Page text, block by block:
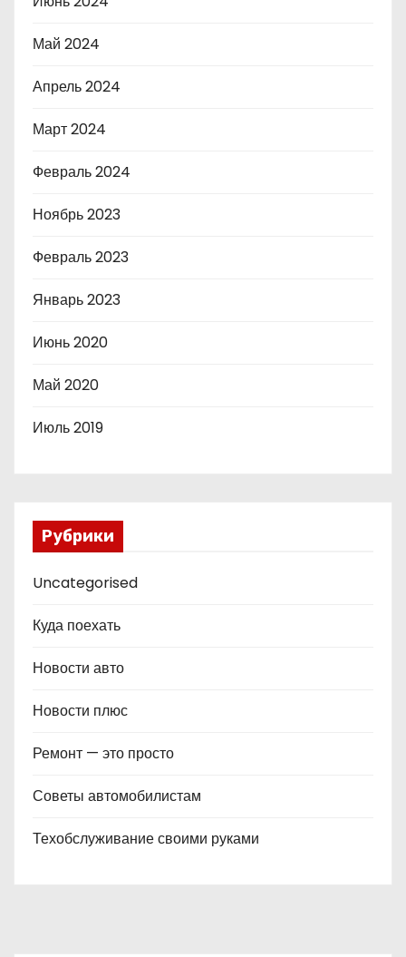
Май 2024
Апрель 2024
Март 2024
Февраль 2024
Ноябрь 2023
Февраль 2023
Январь 2023
Июнь 2020
Май 2020
Июль 2019
Рубрики
Uncategorised
Куда поехать
Новости авто
Новости плюс
Ремонт — это просто
Советы автомобилистам
Техобслуживание своими руками